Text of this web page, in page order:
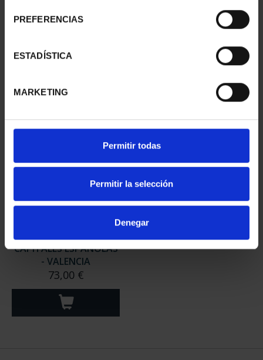
PREFERENCIAS
ESTADÍSTICA
MARKETING
Permitir todas
Permitir la selección
Denegar
- ALICANTE
73,00 €
- CASTELLON DE LA ...
CAPITALES ESPAÑOLAS
- VALENCIA
73,00 €